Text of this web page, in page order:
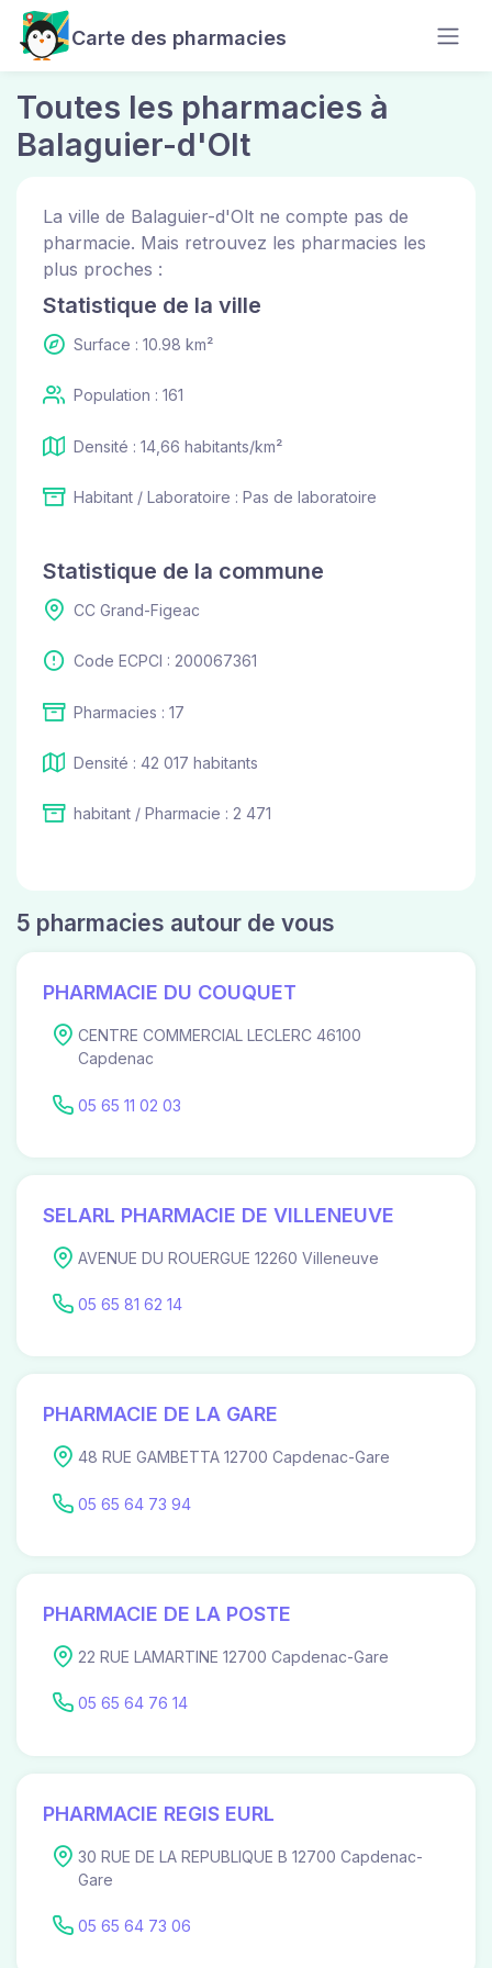
Carte des pharmacies
Toutes les pharmacies à
Balaguier-d'Olt
La ville de Balaguier-d'Olt ne compte pas de
pharmacie. Mais retrouvez les pharmacies les
plus proches :
Statistique de la ville
Surface : 10.98 km²
Population : 161
Densité : 14,66 habitants/km²
Habitant / Laboratoire : Pas de laboratoire
Statistique de la commune
CC Grand-Figeac
Code ECPCI : 200067361
Pharmacies : 17
Densité : 42 017 habitants
habitant / Pharmacie : 2 471
5 pharmacies autour de vous
PHARMACIE DU COUQUET
CENTRE COMMERCIAL LECLERC 46100
Capdenac
05 65 11 02 03
SELARL PHARMACIE DE VILLENEUVE
AVENUE DU ROUERGUE 12260 Villeneuve
05 65 81 62 14
PHARMACIE DE LA GARE
48 RUE GAMBETTA 12700 Capdenac-Gare
05 65 64 73 94
PHARMACIE DE LA POSTE
22 RUE LAMARTINE 12700 Capdenac-Gare
05 65 64 76 14
PHARMACIE REGIS EURL
30 RUE DE LA REPUBLIQUE B 12700 Capdenac-
Gare
05 65 64 73 06